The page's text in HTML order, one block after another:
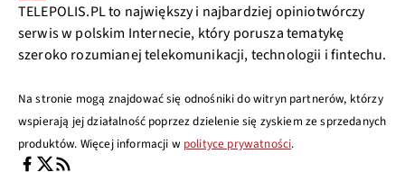
TELEPOLIS.PL to największy i najbardziej opiniotwórczy
serwis w polskim Internecie, który porusza tematykę
szeroko rozumianej telekomunikacji, technologii i fintechu.
Na stronie mogą znajdować się odnośniki do witryn partnerów, którzy
wspierają jej działalność poprzez dzielenie się zyskiem ze sprzedanych
produktów. Więcej informacji w polityce prywatności.